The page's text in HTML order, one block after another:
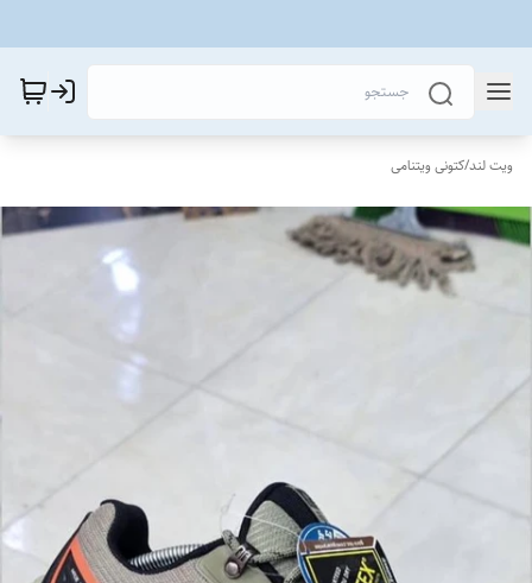
ویت لند/کتونی ویتنامی